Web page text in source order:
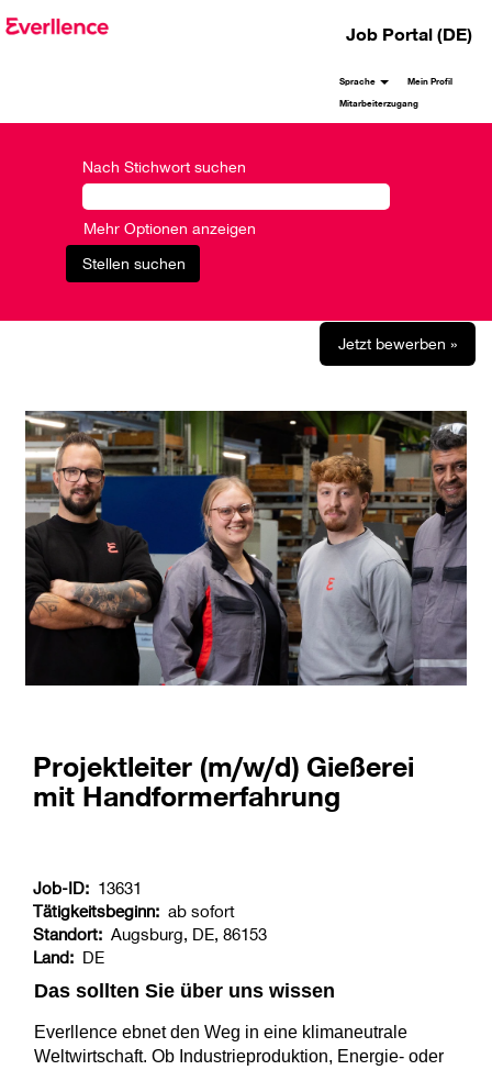
Job Portal (DE)
Sprache
Mein Profil
Mitarbeiterzugang
Nach Stichwort suchen
Mehr Optionen anzeigen
Jetzt bewerben »
Projektleiter (m/w/d) Gießerei
mit Handformerfahrung
Job-ID: 13631
Tätigkeitsbeginn: ab sofort
Standort: Augsburg, DE, 86153
Land: DE
Das sollten Sie über uns wissen
Everllence ebnet den Weg in eine klimaneutrale
Weltwirtschaft. Ob Industrieproduktion, Energie- oder